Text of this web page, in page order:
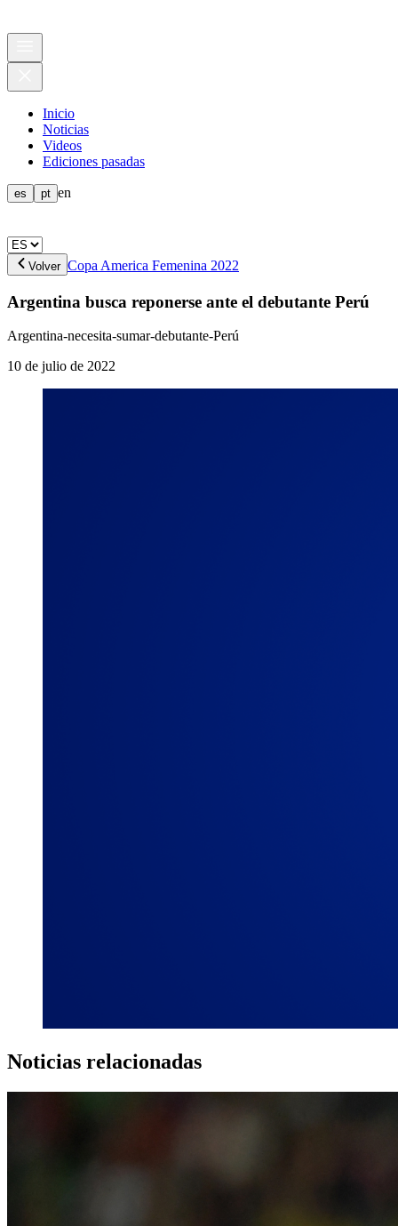
Inicio
Noticias
Videos
Ediciones pasadas
es pt en
Volver Copa America Femenina 2022
Argentina busca reponerse ante el debutante Perú
Argentina-necesita-sumar-debutante-Perú
10 de julio de 2022
Noticias relacionadas